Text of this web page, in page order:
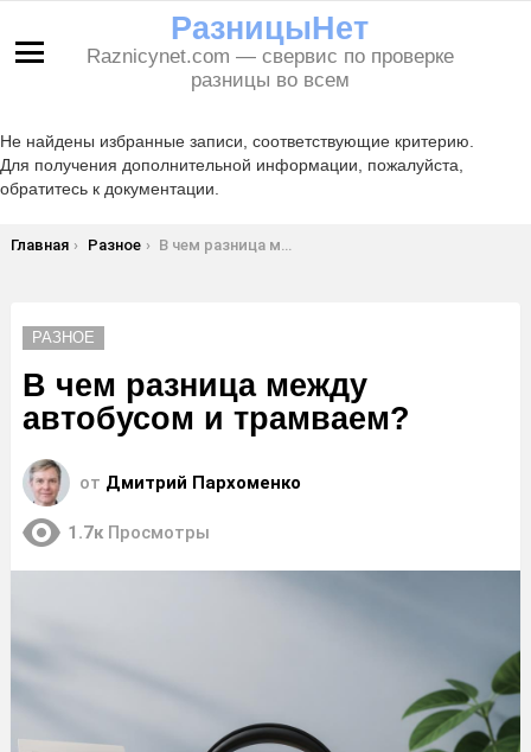
РазницыНет
Raznicynet.com — свервис по проверке
разницы во всем
Не найдены избранные записи, соответствующие критерию.
Для получения дополнительной информации, пожалуйста,
обратитесь к документации.
Вы здесь:
Главная Разное В чем разница между автобусом и трамваем?
РАЗНОЕ
В чем разница между
автобусом и трамваем?
от Дмитрий Пархоменко
1.7к Просмотры